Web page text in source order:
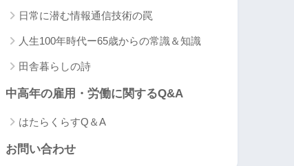
日常に潜む情報通信技術の罠
人生100年時代ー65歳からの常識＆知識
田舎暮らしの詩
中高年の雇用・労働に関するQ&A
はたらくらすQ＆A
お問い合わせ